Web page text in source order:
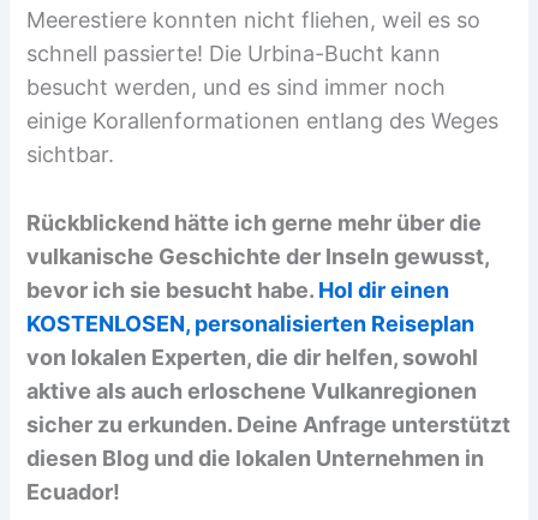
Meerestiere konnten nicht fliehen, weil es so
schnell passierte! Die Urbina-Bucht kann
besucht werden, und es sind immer noch
einige Korallenformationen entlang des Weges
sichtbar.
Rückblickend hätte ich gerne mehr über die
vulkanische Geschichte der Inseln gewusst,
bevor ich sie besucht habe. Hol dir einen
KOSTENLOSEN, personalisierten Reiseplan
von lokalen Experten, die dir helfen, sowohl
aktive als auch erloschene Vulkanregionen
sicher zu erkunden. Deine Anfrage unterstützt
diesen Blog und die lokalen Unternehmen in
Ecuador!